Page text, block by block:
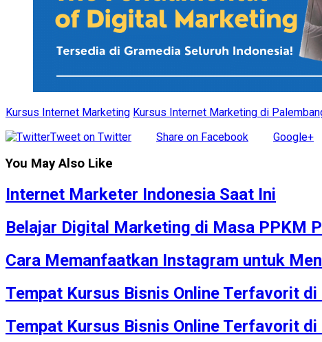
Kursus Internet Marketing Kursus Internet Marketing di
Tweet on Twitter
Share on Facebook Google+
You May Also Like
Internet Marketer Indonesia Saat Ini
Belajar Digital Marketing di Masa PPKM
Cara Memanfaatkan Instagram untuk
Tempat Kursus Bisnis Online Terfavorit di
Tempat Kursus Bisnis Online Terfavorit